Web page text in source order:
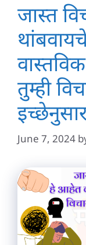
जास्त
तुम्ही
June 7, 2024